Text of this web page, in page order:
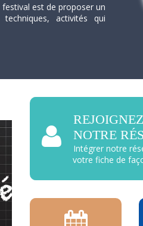
est de proposer un
activités qui
REJOIGNEZ
NOTRE
Intégrer notre
votre fiche de